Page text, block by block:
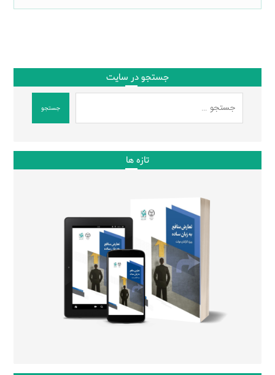
جستجو در سایت
جستجو
تازه ها